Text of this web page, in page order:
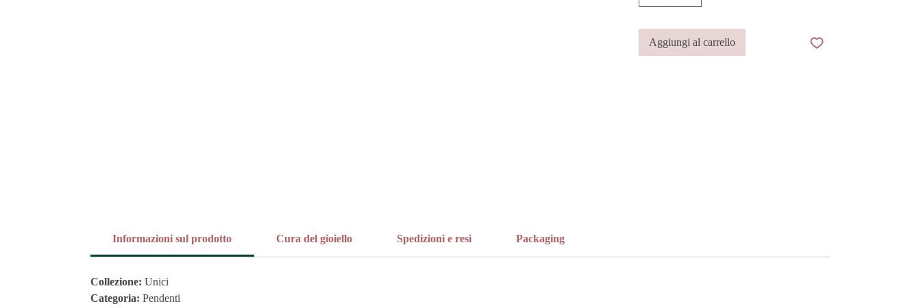
per la loro purezza e intensità cromatica. Le
gemme, incastonate con maestria, riflettono
la luce con una brillantezza avvolgente,
esaltando ogni movimento con un bagliore
Aggiungi al carrello
Informazioni sul prodotto Cura del gioiello Spedizioni e resi Packaging
Collezione: Unici
Categoria: Pendenti